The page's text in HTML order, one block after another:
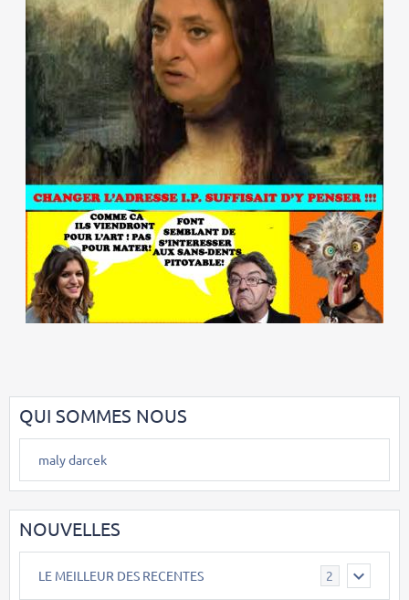
QUI SOMMES NOUS
maly darcek
NOUVELLES
LE MEILLEUR DES RECENTES 2